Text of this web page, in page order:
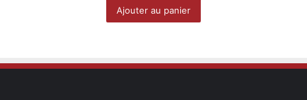
Ajouter au panier